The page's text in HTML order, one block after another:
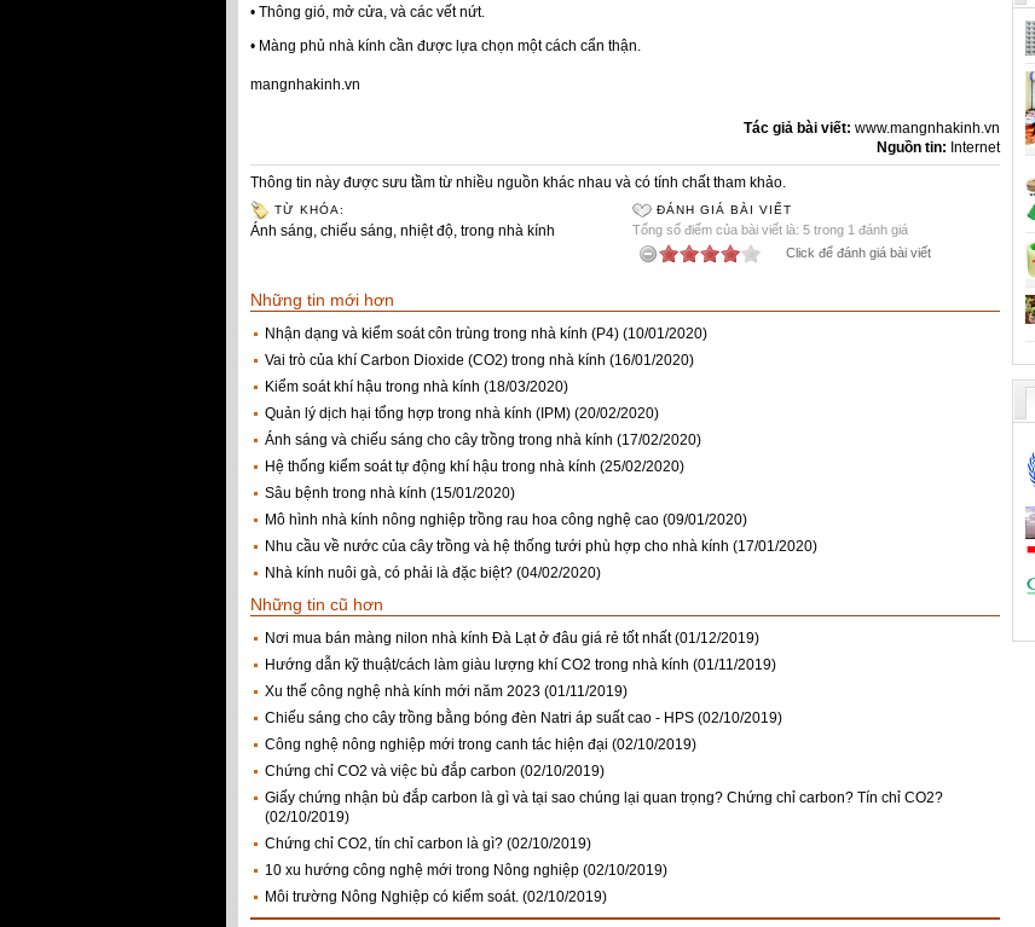
• Thông gió, mở cửa, và các vết nứt.
• Màng phủ nhà kính cần được lựa chọn một cách cẩn thận.
mangnhakinh.vn
Tác giả bài viết: www.mangnhakinh.vn
Nguồn tin: Internet
Thông tin này được sưu tầm từ nhiều nguồn khác nhau và có tính chất tham khảo.
TỪ KHÓA:
Ánh sáng, chiếu sáng, nhiệt độ, trong nhà kính
ĐÁNH GIÁ BÀI VIẾT
Tổng số điểm của bài viết là: 5 trong 1 đánh giá
Click để đánh giá bài viết
Những tin mới hơn
Nhận dạng và kiểm soát côn trùng trong nhà kính (P4) (10/01/2020)
Vai trò của khí Carbon Dioxide (CO2) trong nhà kính (16/01/2020)
Kiểm soát khí hậu trong nhà kính (18/03/2020)
Quản lý dịch hại tổng hợp trong nhà kính (IPM) (20/02/2020)
Ánh sáng và chiếu sáng cho cây trồng trong nhà kính (17/02/2020)
Hệ thống kiểm soát tự động khí hậu trong nhà kính (25/02/2020)
Sâu bệnh trong nhà kính (15/01/2020)
Mô hình nhà kính nông nghiệp trồng rau hoa công nghệ cao (09/01/2020)
Nhu cầu về nước của cây trồng và hệ thống tưới phù hợp cho nhà kính (17/01/2020)
Nhà kính nuôi gà, có phải là đặc biệt? (04/02/2020)
Những tin cũ hơn
Nơi mua bán màng nilon nhà kính Đà Lạt ở đâu giá rẻ tốt nhất (01/12/2019)
Hướng dẫn kỹ thuật/cách làm giàu lượng khí CO2 trong nhà kính (01/11/2019)
Xu thế công nghệ nhà kính mới năm 2023 (01/11/2019)
Chiếu sáng cho cây trồng bằng bóng đèn Natri áp suất cao - HPS (02/10/2019)
Công nghệ nông nghiệp mới trong canh tác hiện đại (02/10/2019)
Chứng chỉ CO2 và việc bù đắp carbon (02/10/2019)
Giấy chứng nhận bù đắp carbon là gì và tại sao chúng lại quan trọng? Chứng chỉ carbon? Tín chỉ CO2?
(02/10/2019)
Chứng chỉ CO2, tín chỉ carbon là gì? (02/10/2019)
10 xu hướng công nghệ mới trong Nông nghiệp (02/10/2019)
Môi trường Nông Nghiệp có kiểm soát. (02/10/2019)